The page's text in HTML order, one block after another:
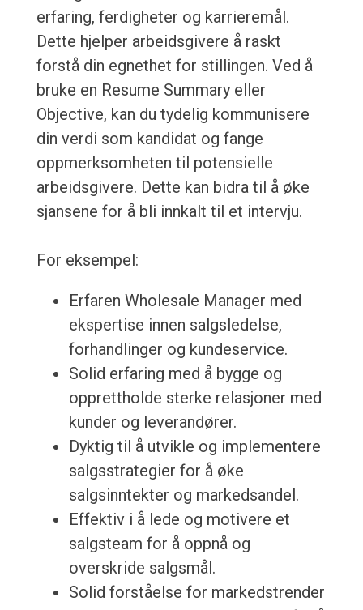
erfaring, ferdigheter og karrieremål.
Dette hjelper arbeidsgivere å raskt
forstå din egnethet for stillingen. Ved å
bruke en Resume Summary eller
Objective, kan du tydelig kommunisere
din verdi som kandidat og fange
oppmerksomheten til potensielle
arbeidsgivere. Dette kan bidra til å øke
sjansene for å bli innkalt til et intervju.
For eksempel:
Erfaren Wholesale Manager med
ekspertise innen salgsledelse,
forhandlinger og kundeservice.
Solid erfaring med å bygge og
opprettholde sterke relasjoner med
kunder og leverandører.
Dyktig til å utvikle og implementere
salgsstrategier for å øke
salgsinntekter og markedsandel.
Effektiv i å lede og motivere et
salgsteam for å oppnå og
overskride salgsmål.
Solid forståelse for markedstrender